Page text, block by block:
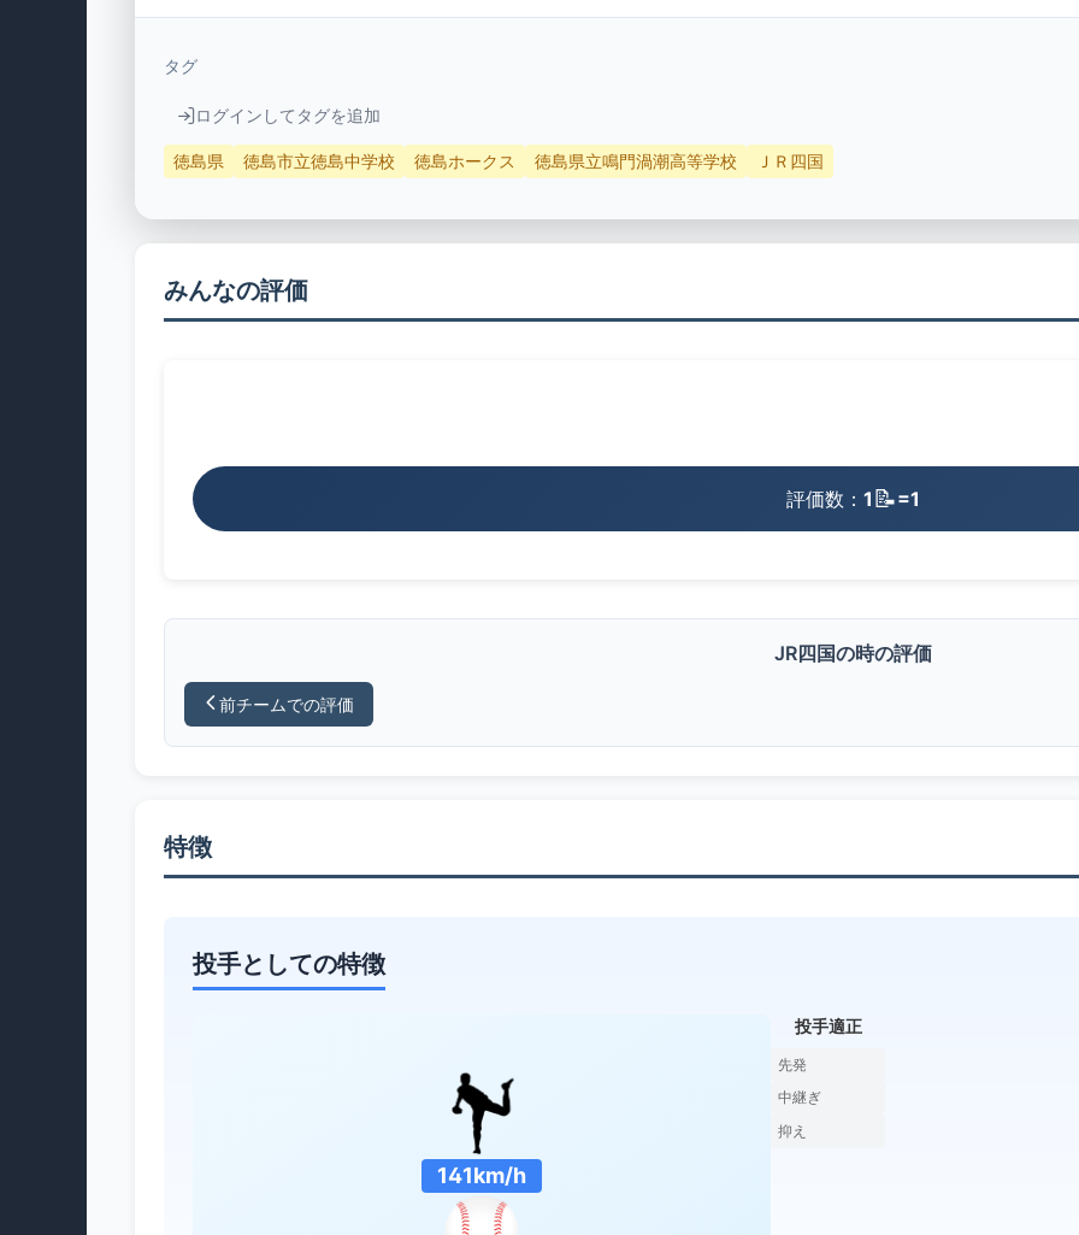
タグ
ログインしてタグを追加
徳島県 徳島市立徳島中学校 徳島ホークス 徳島県立鳴門渦潮高等学校 ＪＲ四国
みんなの評価
評価数： 1 📝=1
JR四国の時の評価
前チームでの評価
特徴
投手としての特徴
141km/h
投手適正
先発
中継ぎ
抑え